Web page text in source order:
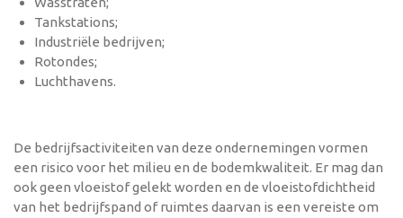
Tankstations;
Industriële bedrijven;
Rotondes;
Luchthavens.
De bedrijfsactiviteiten van deze ondernemingen vormen
een risico voor het milieu en de bodemkwaliteit. Er mag dan
ook geen vloeistof gelekt worden en de vloeistofdichtheid
van het bedrijfspand of ruimtes daarvan is een vereiste om